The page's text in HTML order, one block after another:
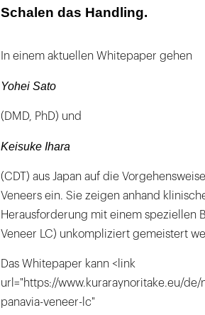
Schalen das Handling.
In einem aktuellen Whitepaper gehen
Yohei Sato
(DMD, PhD) und
Keisuke Ihara
(CDT) aus Japan auf die
Veneers ein. Sie zeigen anhand
Herausforderung mit einem speziellen
Veneer LC) unkompliziert gemeistert
Das Whitepaper kann <link
url="https://www.kuraraynoritake.eu/
panavia-veneer-lc"